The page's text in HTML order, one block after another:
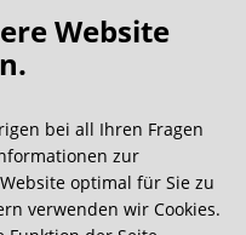
Website
bei all Ihren Fragen
zur
optimal für Sie zu
verwenden wir Cookies.